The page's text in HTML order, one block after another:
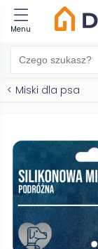
Menu
< Miski dla psa